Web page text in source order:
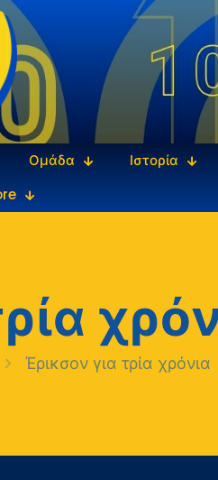
Ομάδα Ιστορία
Έρικσον για τρία χρόνια